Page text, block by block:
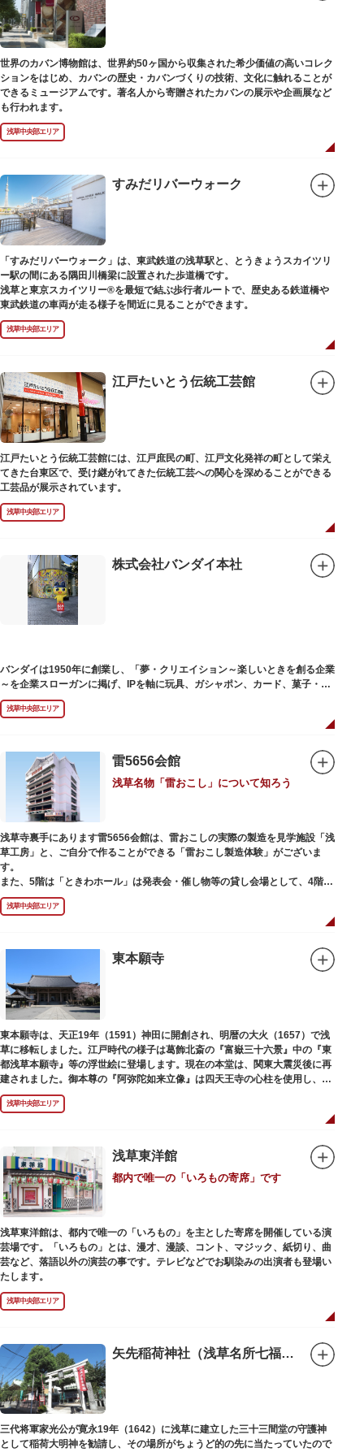
世界のカバン博物館は、世界約50ヶ国から収集された希少価値の高いコレク
ションをはじめ、カバンの歴史・カバンづくりの技術、文化に触れることが
できるミュージアムです。著名人から寄贈されたカバンの展示や企画展など
も行われます。
浅草中央部エリア
すみだリバーウォーク
「すみだリバーウォーク」は、東武鉄道の浅草駅と、とうきょうスカイツリ
ー駅の間にある隅田川橋梁に設置された歩道橋です。
浅草と東京スカイツリー®を最短で結ぶ歩行者ルートで、歴史ある鉄道橋や
東武鉄道の車両が走る様子を間近に見ることができます。
浅草中央部エリア
江戸たいとう伝統工芸館
江戸たいとう伝統工芸館には、江戸庶民の町、江戸文化発祥の町として栄え
てきた台東区で、受け継がれてきた伝統工芸への関心を深めることができる
工芸品が展示されています。
浅草中央部エリア
株式会社バンダイ本社
バンダイは1950年に創業し、「夢・クリエイション～楽しいときを創る企業
～を企業スローガンに掲げ、IPを軸に玩具、ガシャポン、カード、菓子・食
品・食玩、アパレル、日用雑貨など、お客さまの身近で楽しんでいただける
エンターテインメントをお届けしています。
浅草中央部エリア
雷5656会館
浅草名物「雷おこし」について知ろう
浅草寺裏手にあります雷5656会館は、雷おこしの実際の製造を見学施設「浅
草工房」と、ご自分で作ることができる「雷おこし製造体験」がございま
す。
また、5階は「ときわホール」は発表会・催し物等の貸し会場として、4階は
打合せなどでご利用いただける「貸しスペース」がございます。
浅草中央部エリア
東本願寺
東本願寺は、天正19年（1591）神田に開創され、明暦の大火（1657）で浅
草に移転しました。江戸時代の様子は葛飾北斎の『富嶽三十六景』中の『東
都浅草本願寺』等の浮世絵に登場します。現在の本堂は、関東大震災後に再
建されました。御本尊の『阿弥陀如来立像』は四天王寺の心柱を使用し、嘉
禄2年（1226）頃の作と伝わっています。また、梵鐘は寛永7年（1630）以
後のものと推定され、都内に現存する梵鐘の中では有数の風格を誇り、毎年
浅草中央部エリア
浅草東洋館
都内で唯一の「いろもの寄席」です
浅草東洋館は、都内で唯一の「いろもの」を主とした寄席を開催している演
芸場です。「いろもの」とは、漫才、漫談、コント、マジック、紙切り、曲
芸など、落語以外の演芸の事です。テレビなどでお馴染みの出演者も登場い
たします。
浅草中央部エリア
矢先稲荷神社（浅草名所七福神 福禄寿）
三代将軍家光公が寛永19年（1642）に浅草に建立した三十三間堂の守護神
として稲荷大明神を勧請し、その場所がちょうど的の先に当たっていたので